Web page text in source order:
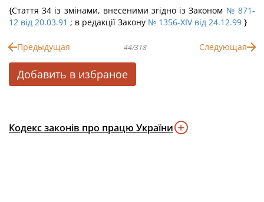
{Стаття 34 із змінами, внесеними згідно із Законом № 871-
12 від 20.03.91 ; в редакції Закону № 1356-XIV від 24.12.99 }
Предыдущая 44/318 Следующая
Добавить в избраное
Кодекс законів про працю України